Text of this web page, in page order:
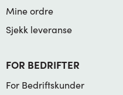
Mine ordre
Sjekk leveranse
FOR BEDRIFTER
For Bedriftskunder